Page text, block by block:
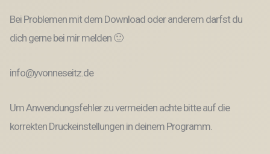
Bei Problemen mit dem Download oder anderem darfst du
dich gerne bei mir melden 🙂
info@yvonneseitz.de
Um Anwendungsfehler zu vermeiden achte bitte auf die
korrekten Druckeinstellungen in deinem Programm.